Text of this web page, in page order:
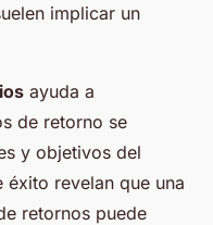
implicar un
ayuda a
de retorno se
y objetivos del
éxito revelan que una
retornos puede